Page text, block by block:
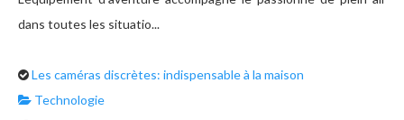
dans toutes les situatio...
Les caméras discrètes: indispensable à la maison
Technologie